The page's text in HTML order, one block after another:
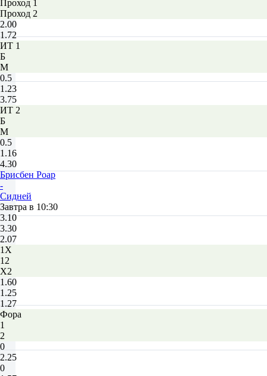
Проход 1
Проход 2
2.00
1.72
ИТ 1
Б
М
0.5
1.23
3.75
ИТ 2
Б
М
0.5
1.16
4.30
Брисбен Роар
-
Сидней
Завтра в 10:30
3.10
3.30
2.07
1X
12
X2
1.60
1.25
1.27
Фора
1
2
0
2.25
0